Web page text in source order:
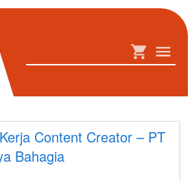
Content Creator – PT
Bahagia